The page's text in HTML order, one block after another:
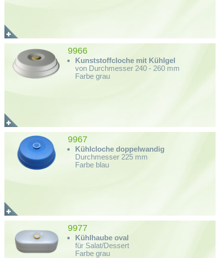
9966
Kunststoffcloche mit Kühlgel
von Durchmesser 240 - 260 mm
Farbe grau
9967
Kühlcloche doppelwandig
Durchmesser 225 mm
Farbe blau
9977
Kühlhaube oval
für Salat/Dessert
Farbe grau